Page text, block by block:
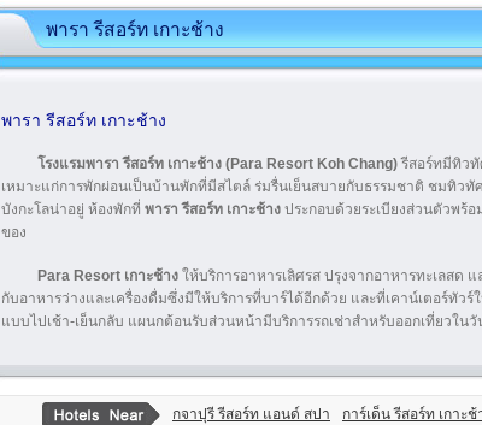
พารา รีสอร์ท เกาะช้าง
พารา รีสอร์ท เกาะช้าง
โรงแรมพารา รีสอร์ท เกาะช้าง (Para Resort Koh Chang)รีสอร์ทมีทิวทั
เหมาะแก่การพักผ่อนเป็นบ้านพักที่มีสไตล์ ร่มรื่นเย็นสบายกับธรรมชาติ ชมทิวทั
บังกะโลน่าอยู่ ห้องพักที่ พารา รีสอร์ท เกาะช้าง ประกอบด้วยระเบียงส่วนตัวพร้
ของ
Para Resort เกาะช้าง ให้บริการอาหารเลิศรส ปรุงจากอาหารทะเลสด
กับอาหารว่างและเครื่องดื่มซึ่งมีให้บริการที่บาร์ได้อีกด้วย และที่เคาน์เตอร์ทัวร์
แบบไปเช้า-เย็นกลับ แผนกต้อนรับส่วนหน้ามีบริการรถเช่าสำหรับออกเที่ยวใน
กจาปุรี รีสอร์ท แอนด์ สปา การ์เด็น รีสอร์ท เกาะช้